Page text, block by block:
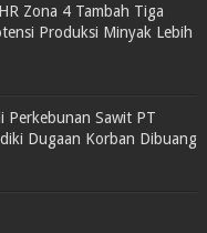
Zona 4 Tambah Tiga
Produksi Minyak Lebih
Perkebunan Sawit PT
Dugaan Korban Dibuang